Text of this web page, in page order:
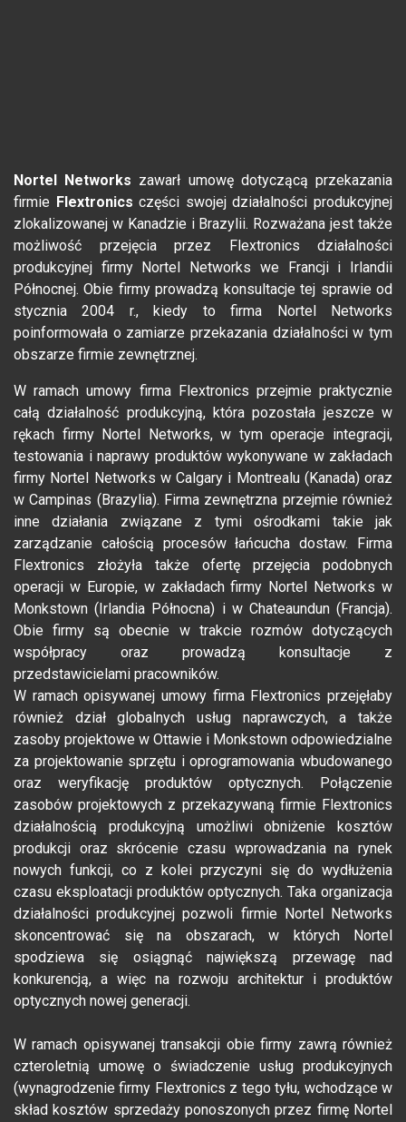
Nortel Networks zawarł umowę dotyczącą przekazania
firmie Flextronics części swojej działalności produkcyjnej
zlokalizowanej w Kanadzie i Brazylii. Rozważana jest także
możliwość przejęcia przez Flextronics działalności
produkcyjnej firmy Nortel Networks we Francji i Irlandii
Północnej. Obie firmy prowadzą konsultacje tej sprawie od
stycznia 2004 r., kiedy to firma Nortel Networks
poinformowała o zamiarze przekazania działalności w tym
obszarze firmie zewnętrznej.
W ramach umowy firma Flextronics przejmie praktycznie
całą działalność produkcyjną, która pozostała jeszcze w
rękach firmy Nortel Networks, w tym operacje integracji,
testowania i naprawy produktów wykonywane w zakładach
firmy Nortel Networks w Calgary i Montrealu (Kanada) oraz
w Campinas (Brazylia). Firma zewnętrzna przejmie również
inne działania związane z tymi ośrodkami takie jak
zarządzanie całością procesów łańcucha dostaw. Firma
Flextronics złożyła także ofertę przejęcia podobnych
operacji w Europie, w zakładach firmy Nortel Networks w
Monkstown (Irlandia Północna) i w Chateaundun (Francja).
Obie firmy są obecnie w trakcie rozmów dotyczących
współpracy oraz prowadzą konsultacje z
przedstawicielami pracowników.
W ramach opisywanej umowy firma Flextronics przejęłaby
również dział globalnych usług naprawczych, a także
zasoby projektowe w Ottawie i Monkstown odpowiedzialne
za projektowanie sprzętu i oprogramowania wbudowanego
oraz weryfikację produktów optycznych. Połączenie
zasobów projektowych z przekazywaną firmie Flextronics
działalnością produkcyjną umożliwi obniżenie kosztów
produkcji oraz skrócenie czasu wprowadzania na rynek
nowych funkcji, co z kolei przyczyni się do wydłużenia
czasu eksploatacji produktów optycznych. Taka organizacja
działalności produkcyjnej pozwoli firmie Nortel Networks
skoncentrować się na obszarach, w których Nortel
spodziewa się osiągnąć największą przewagę nad
konkurencją, a więc na rozwoju architektur i produktów
optycznych nowej generacji.
W ramach opisywanej transakcji obie firmy zawrą również
czteroletnią umowę o świadczenie usług produkcyjnych
(wynagrodzenie firmy Flextronics z tego tyłu, wchodzące w
skład kosztów sprzedaży ponoszonych przez firmę Nortel